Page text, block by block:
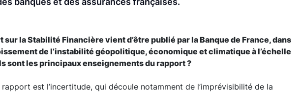
sur la Stabilité Financière vient d’être publié par la Banque de France, dans
de l’instabilité géopolitique, économique et climatique à l’échelle
sont les principaux enseignements du rapport ?
est l’incertitude, qui découle notamment de l’imprévisibilité de la